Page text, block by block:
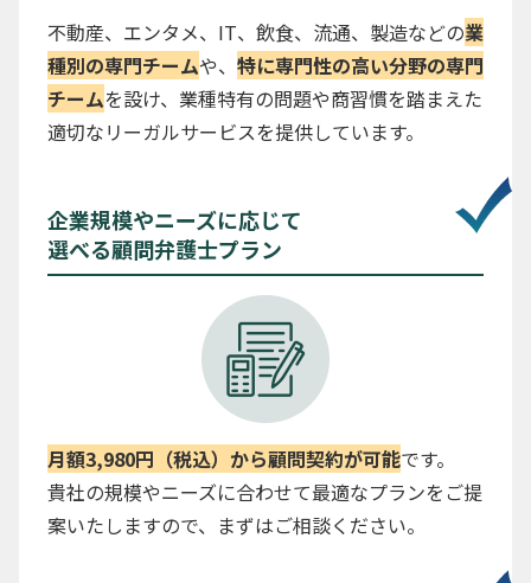
不動産、エンタメ、IT、飲食、流通、製造などの業
種別の専門チームや、 特に専門性の高い分野の専門
チームを設け、業種特有の問題や商習慣を踏まえた
適切なリーガルサービスを提供しています。
企業規模やニーズに応じて
選べる顧問弁護士プラン
月額3,980円（税込）から顧問契約が可能です。
貴社の規模やニーズに合わせて最適なプランをご提
案いたしますので、まずはご相談ください。